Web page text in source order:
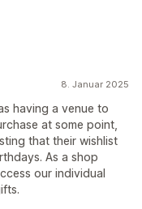
8. Januar 2025
having a venue to
at some point,
that their wishlist
As a shop
our individual